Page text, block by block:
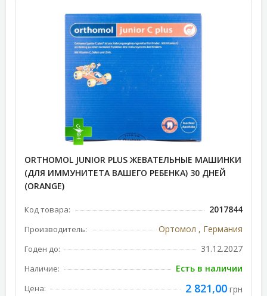
ORTHOMOL JUNIOR PLUS ЖЕВАТЕЛЬНЫЕ МАШИНКИ
(ДЛЯ ИММУНИТЕТА ВАШЕГО РЕБЕНКА) 30 ДНЕЙ
(ORANGE)
Код товара: 2017844
Производитель: Ортомол , Германия
Годен до: 31.12.2027
Наличие: Есть в наличии
Цена: 2 821,00 грн